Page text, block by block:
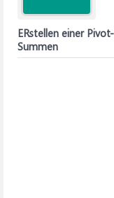
ERstellen einer
Summen